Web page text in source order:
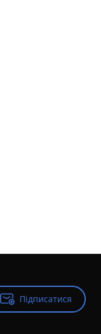
Підписатися
Підписатися